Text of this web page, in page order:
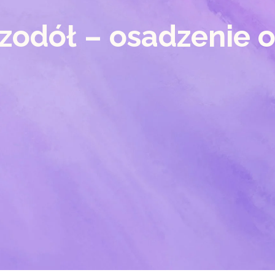
– osadzenie